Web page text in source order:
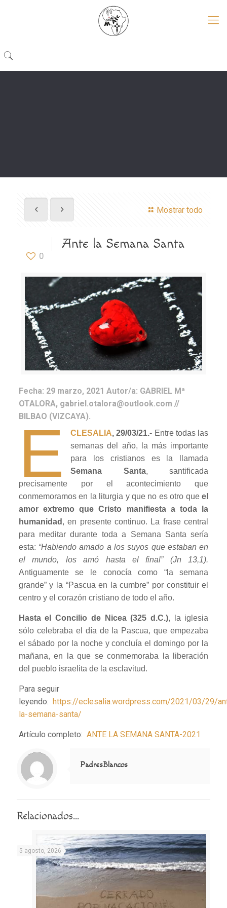
Mostrar todo
0
Ante la Semana Santa
Fecha: 29 marzo, 2021 Autor/a: GABRIEL Mª
OTALORA, gabriel.otalora@outlook.com //
BILBAO (VIZCAYA).
E CLESALIA, 29/03/21.- Entre todas las
semanas del año, la más importante
para los cristianos es la llamada
Semana Santa, santificada
precisamente por el acontecimiento que
conmemoramos en la liturgia y que no es otro queel
amor extremo que Cristo manifiesta a toda la
humanidad , en presente continuo. La frase central
para meditar durante toda a Semana Santa sería
esta: “Habiendo amado a los suyos que estaban en
el mundo, los amó hasta el final” (Jn 13,1).
Antiguamente se le conocía como “la semana
grande” y la “Pascua en la cumbre” por constituir el
centro y el corazón cristiano de todo el año.
Hasta el Concilio de Nicea (325 d.C.), la iglesia
sólo celebraba el día de la Pascua, que empezaba
el sábado por la noche y concluía el domingo por la
mañana, en la que se conmemoraba la liberación
del pueblo israelita de la esclavitud.
Para seguir
leyendo: https://eclesalia.wordpress.com/2021/03/29/
la-semana-santa/
Artículo completo: ANTE LA SEMANA SANTA-2021
Notice
: Trying to access array offset on value of type null in
/home/misioner/public_html/padresblancos/themes/betheme/includes/content-single.php
on line
286
PadresBlancos
Relacionados...
5 agosto, 2026